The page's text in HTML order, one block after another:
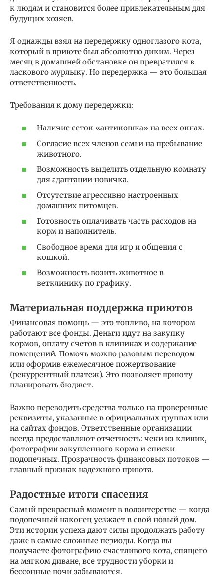
к людям и становится более привлекательным для
будущих хозяев.
Я однажды взял на передержку одноглазого кота,
который в приюте был абсолютно диким. Через
месяц в домашней обстановке он превратился в
ласкового мурлыку. Но передержка — это большая
ответственность.
Требования к дому передержки:
Наличие сеток «антикошка» на всех окнах.
Согласие всех членов семьи на пребывание
животного.
Возможность выделить отдельную комнату
для адаптации новичка.
Отсутствие агрессивно настроенных
домашних питомцев.
Готовность оплачивать часть расходов на
корм и наполнитель.
Свободное время для игр и общения с
кошкой.
Возможность возить животное в
ветклинику по графику.
Материальная поддержка приютов
Финансовая помощь — это топливо, на котором
работают все фонды. Деньги идут на закупку
кормов, оплату счетов в клиниках и содержание
помещений. Помочь можно разовым переводом
или оформив ежемесячное пожертвование
(рекуррентный платеж). Это позволяет приюту
планировать бюджет.
Важно переводить средства только на проверенные
реквизиты, указанные в официальных группах или
на сайтах фондов. Ответственные организации
всегда предоставляют отчетность: чеки из клиник,
фотографии закупленного корма и списки
подопечных. Прозрачность финансовых потоков —
главный признак надежного приюта.
Радостные итоги спасения
Самый прекрасный момент в волонтерстве — когда
подопечный наконец уезжает в свой новый дом.
Эти истории успеха дают силы продолжать работу
даже в самые сложные периоды. Когда вы
получаете фотографию счастливого кота, спящего
на мягком диване, все трудности уборки и
бессонные ночи забываются.